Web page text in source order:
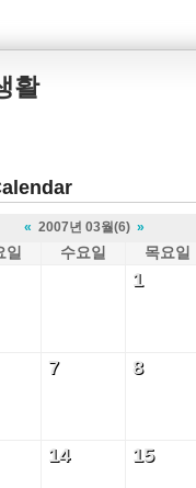
활
« 2007년 03월(6) »
일 수요일 목요일
1
1
7
7 8
8
14
14 15
15